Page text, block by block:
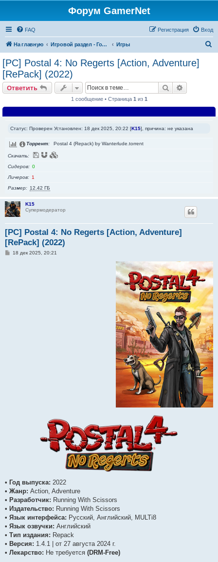
Форум GamerNet
FAQ Вход
Регистрация
На главную Игровой раздел - Готовые игры и игровые разработки Игры
[PC] Postal 4: No Regerts [Action, Adventure]
[RePack] (2022)
Ответить Поиск
1 сообщение • Страница 1 из 1
Статус: Проверен Установлен: 18 дек 2025, 20:22 [K15], причина: не указана
Торрент Postal 4 (Repack) by Wanterlude.torrent
Скачать
Сидеров
0
Личеров
1
Размер
12.42 ГБ
K15
Супермодератор
[PC] Postal 4: No Regerts [Action, Adventure]
[RePack] (2022)
С18 дек 2025, 20:21
• Год выпуска: 2022
• Жанр: Action, Adventure
• Разработчик: Running With Scissors
• Издательство: Running With Scissors
• Язык интерфейса: Русский, Английский, MULTi8
• Язык озвучки: Английский
• Тип издания: Repack
• Версия: 1.4.1 | от 27 августа 2024 г.
• Лекарство: Не требуется (DRM-Free)